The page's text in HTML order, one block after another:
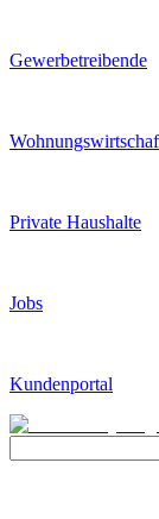
Gewerbetreibende
Private Haushalte
Jobs
Kundenportal